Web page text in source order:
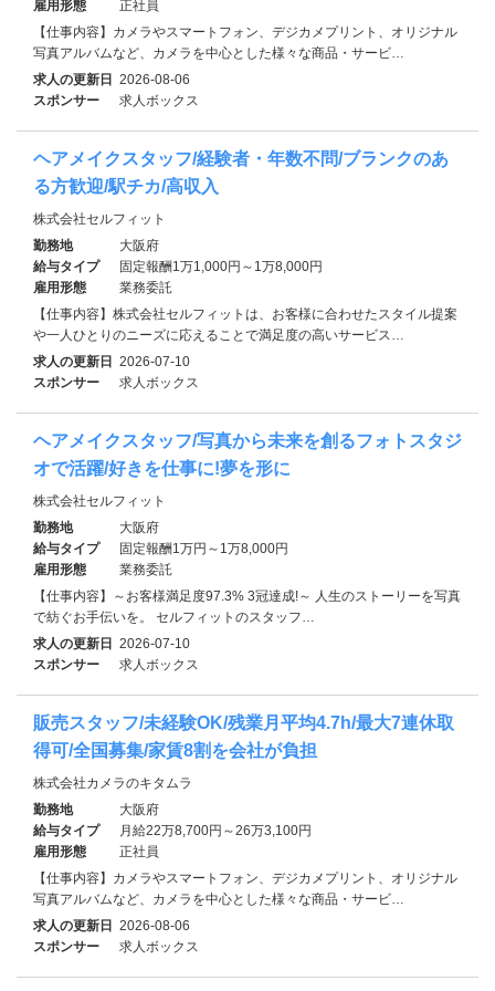
雇用形態
正社員
【仕事内容】カメラやスマートフォン、デジカメプリント、オリジナル
写真アルバムなど、カメラを中心とした様々な商品・サービ…
求人の更新日 2026-08-06
スポンサー
求人ボックス
ヘアメイクスタッフ/経験者・年数不問/ブランクのあ
る方歓迎/駅チカ/高収入
株式会社セルフィット
勤務地
大阪府
給与タイプ
固定報酬1万1,000円～1万8,000円
雇用形態
業務委託
【仕事内容】株式会社セルフィットは、お客様に合わせたスタイル提案
や一人ひとりのニーズに応えることで満足度の高いサービス…
求人の更新日 2026-07-10
スポンサー
求人ボックス
ヘアメイクスタッフ/写真から未来を創るフォトスタジ
オで活躍/好きを仕事に!夢を形に
株式会社セルフィット
勤務地
大阪府
給与タイプ
固定報酬1万円～1万8,000円
雇用形態
業務委託
【仕事内容】～お客様満足度97.3% 3冠達成!～ 人生のストーリーを写真
で紡ぐお手伝いを。 セルフィットのスタッフ…
求人の更新日 2026-07-10
スポンサー
求人ボックス
販売スタッフ/未経験OK/残業月平均4.7h/最大7連休取
得可/全国募集/家賃8割を会社が負担
株式会社カメラのキタムラ
勤務地
大阪府
給与タイプ
月給22万8,700円～26万3,100円
雇用形態
正社員
【仕事内容】カメラやスマートフォン、デジカメプリント、オリジナル
写真アルバムなど、カメラを中心とした様々な商品・サービ…
求人の更新日 2026-08-06
スポンサー
求人ボックス